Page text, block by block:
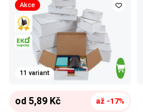
Akce
11 variant
od 5,89 Kč až -17%